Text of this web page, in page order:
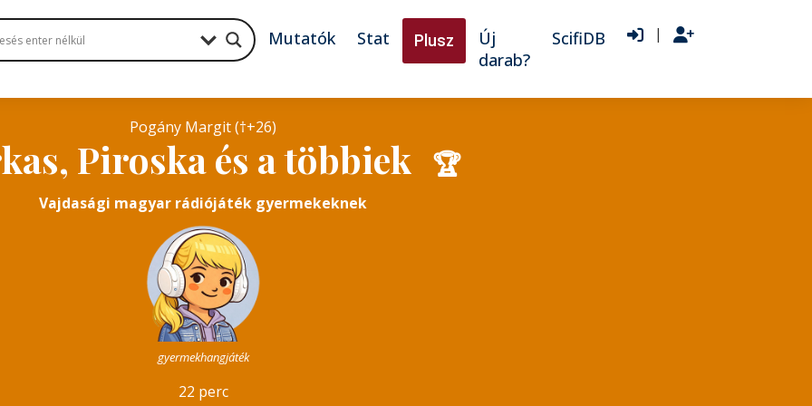
Mutatók Stat Plusz
Új
darab?
ScifiDB |
Pogány Margit (†+26)
Piroska és a többiek 🏆
Vajdasági magyar rádiójáték gyermekeknek
gyermekhangjáték
22 perc